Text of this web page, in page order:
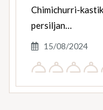
Chimichurri-
persiljan…
15/08/2024